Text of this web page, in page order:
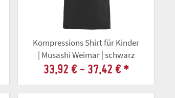
Kompressions Shirt für Kinder
| Musashi Weimar | schwarz
33,92 € - 37,42 € *